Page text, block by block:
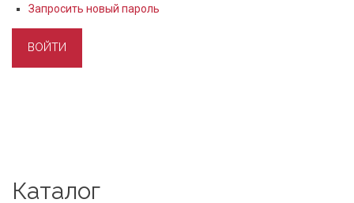
Запросить новый пароль
Каталог